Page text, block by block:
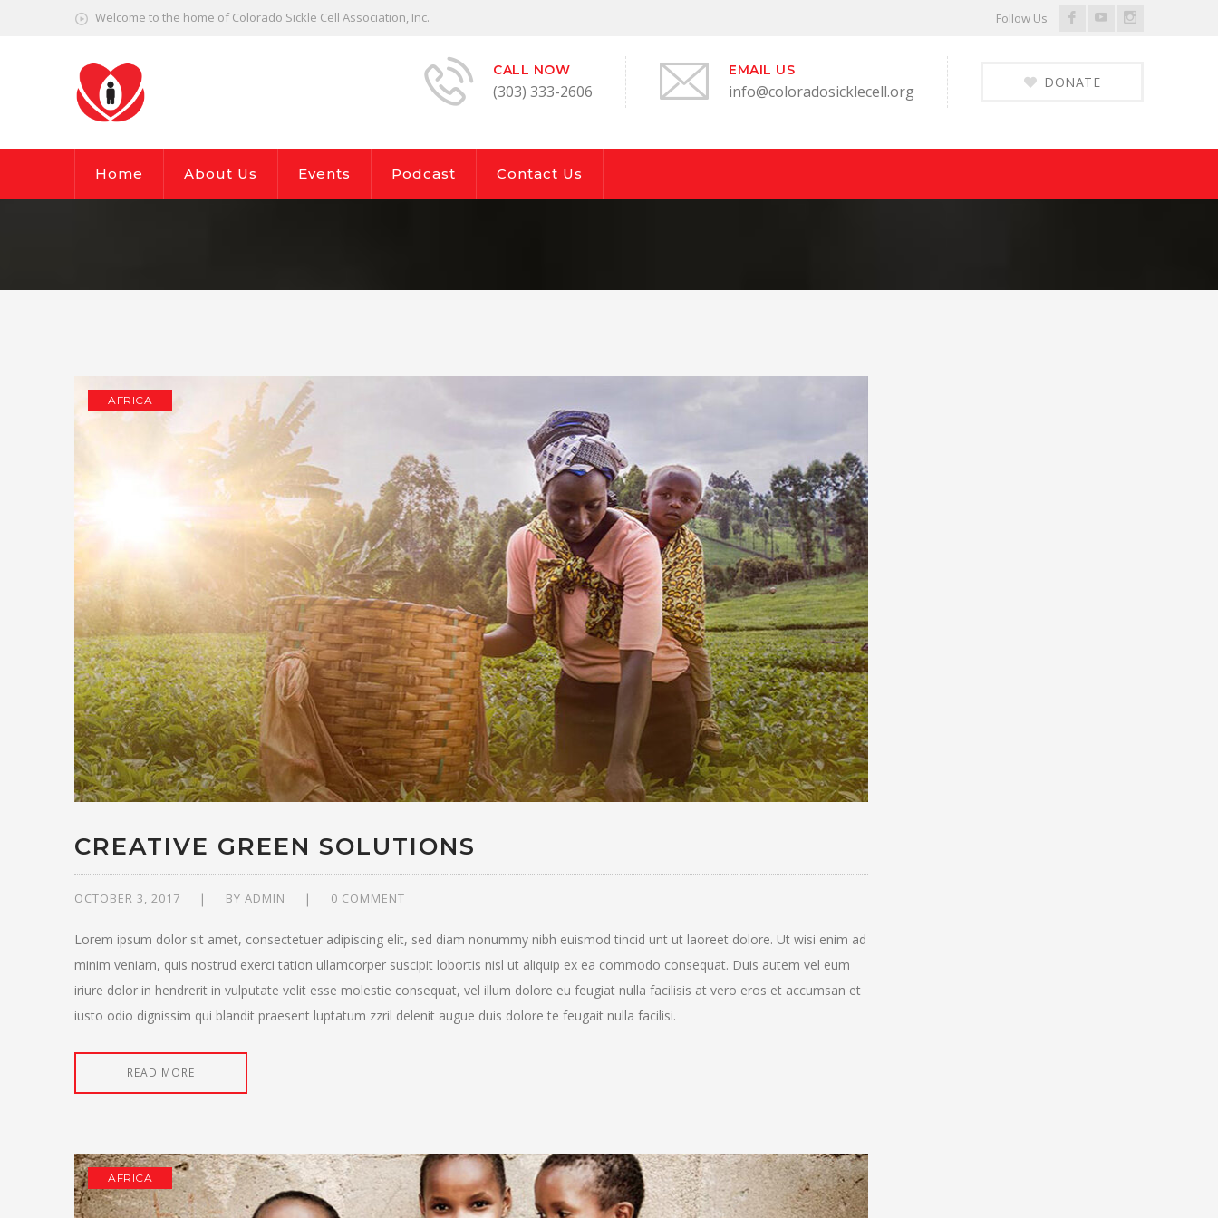
Welcome to the home of Colorado Sickle Cell Association, Inc. Follow Us
Facebook
YoutubeInstagram
DONATE
CALL NOW
(303) 333-2606
EMAIL US
info@coloradosicklecell.org
Home About Us Events Podcast Contact Us
AFRICA
CREATIVE GREEN SOLUTIONS
OCTOBER 3, 2017 BY ADMIN 0 COMMENT
Lorem ipsum dolor sit amet, consectetuer adipiscing elit, sed diam nonummy nibh euismod tincid unt ut laoreet dolore. Ut wisi enim ad
minim veniam, quis nostrud exerci tation ullamcorper suscipit lobortis nisl ut aliquip ex ea commodo consequat. Duis autem vel eum
iriure dolor in hendrerit in vulputate velit esse molestie consequat, vel illum dolore eu feugiat nulla facilisis at vero eros et accumsan et
iusto odio dignissim qui blandit praesent luptatum zzril delenit augue duis dolore te feugait nulla facilisi.
READ MORE
AFRICA